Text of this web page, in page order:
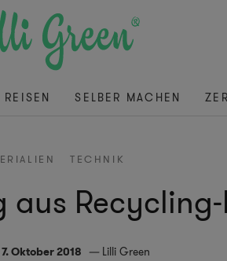
REISEN SELBER MACHEN
TECHNIK
aus
Oktober 2018 Lilli Green